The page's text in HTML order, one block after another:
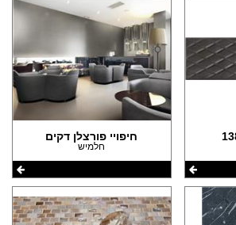
חיפויי פורצלן דקים
חלמיש